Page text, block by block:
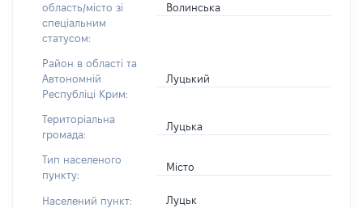
область/місто зі
спеціальним
статусом:
Волинська
Район в області та
Автономній
Республіці Крим:
Луцький
Територіальна
громада:
Луцька
Тип населеного
пункту:
Місто
Населений пункт: Луцьк